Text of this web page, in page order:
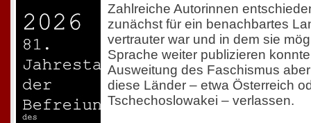
Zahlreiche Autorinnen
zunächst für ein benachbartes
vertrauter war und in dem sie
Sprache weiter publizieren
Ausweitung des Faschismus
diese Länder – etwa Österreich
Tschechoslowakei – verlassen.